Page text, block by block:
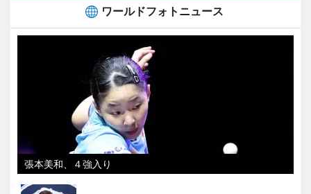
ワールドフォトニュース
張本美和、４強入り